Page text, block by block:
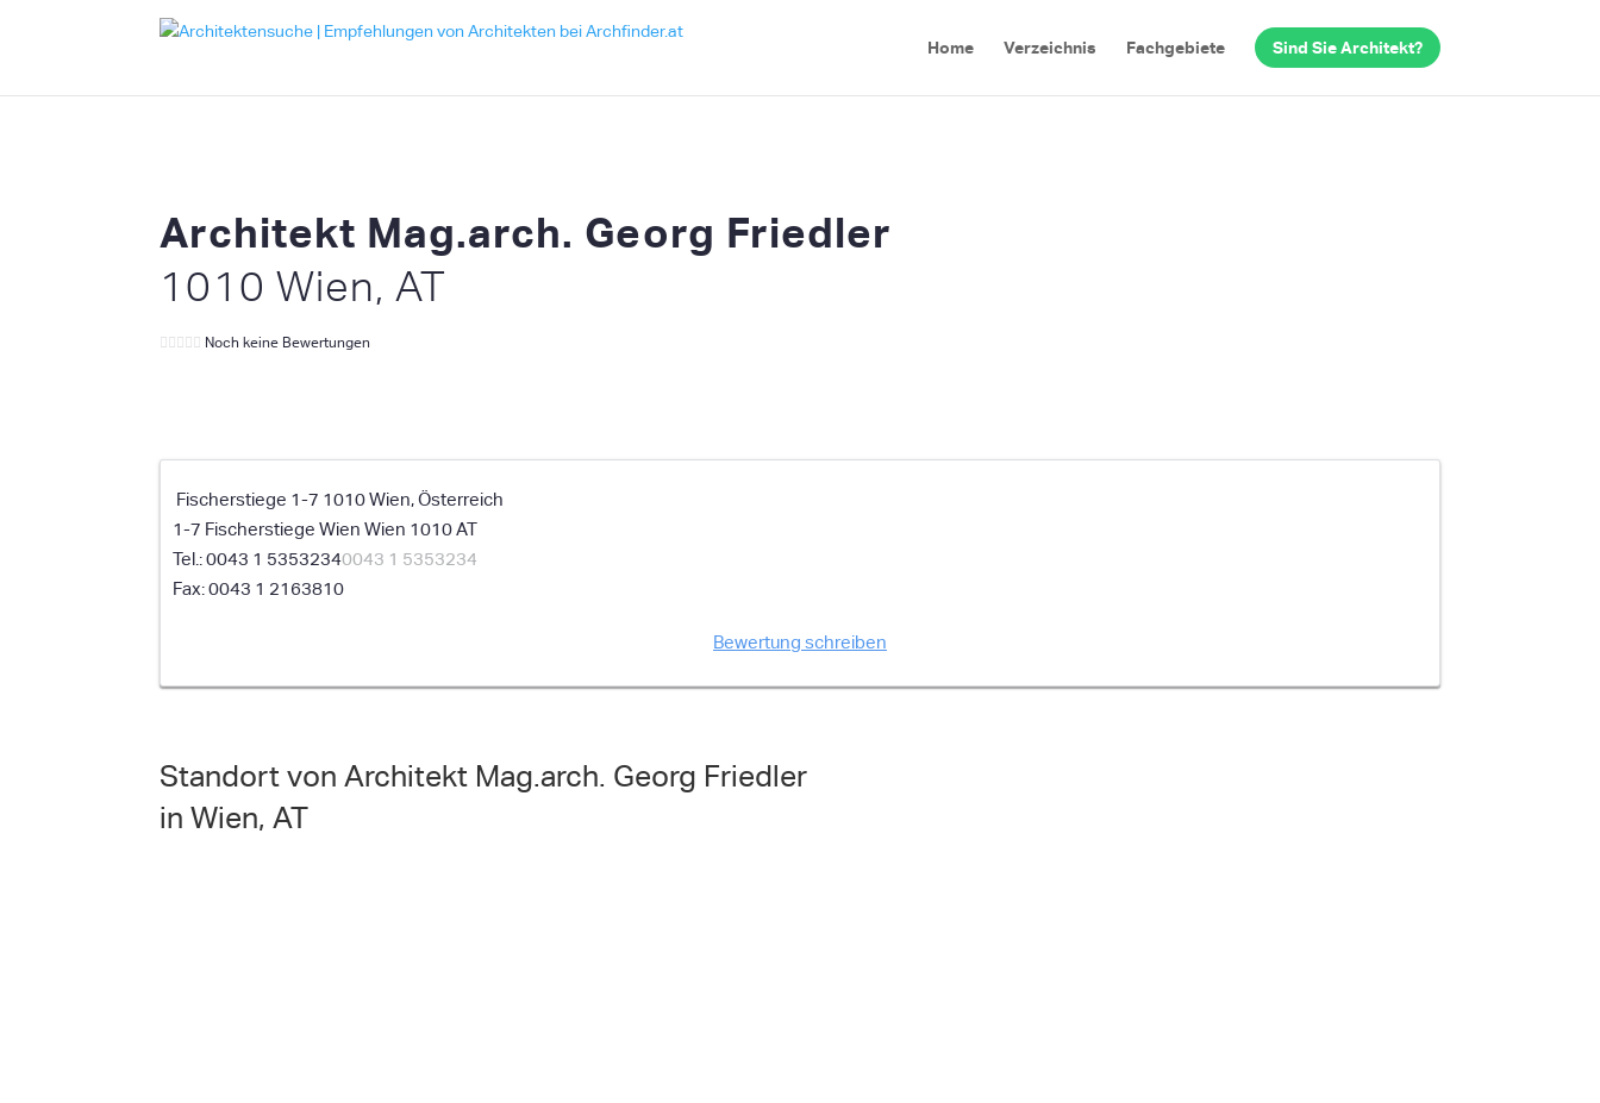
Home Verzeichnis Fachgebiete Sind Sie Architekt?
Architekt Mag.arch. Georg Friedler
1010 Wien, AT
Noch keine Bewertungen
Fischerstiege 1-7 1010 Wien, Österreich
1-7 Fischerstiege Wien Wien 1010 AT
0043 1 53532340043 1 5353234
0043 1 2163810
Bewertung schreiben
Standort von Architekt Mag.arch. Georg Friedler
in Wien, AT